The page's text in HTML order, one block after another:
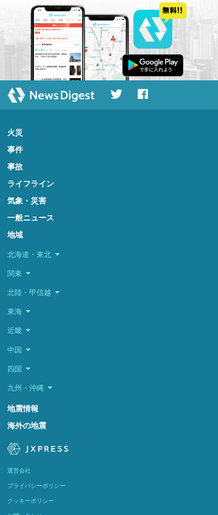
火災
事件
事故
ライフライン
気象・災害
一般ニュース
地域
北海道・東北
関東
北陸・甲信越
東海
近畿
中国
四国
九州・沖縄
地震情報
海外の地震
運営会社
プライバシーポリシー
クッキーポリシー